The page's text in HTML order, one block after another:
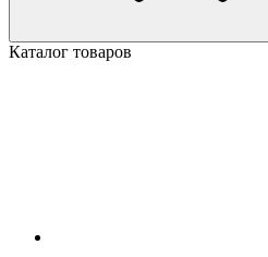
Каталог товаров